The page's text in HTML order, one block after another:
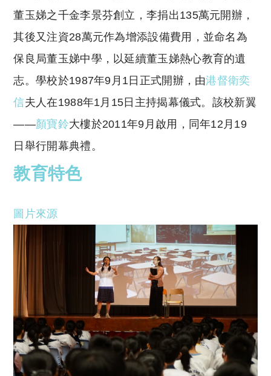
董玉娣之千金李景芬創立，李捐出135萬元開辦，
其後又注資28萬元作為增添設備費用，並命名為
保良局董玉娣中學，以延續董玉娣熱心教育的遺
志。學校於1987年9月1日正式開辦，由港督衛奕
信夫人在1988年1月15日主持揭幕儀式。該校新翼
——顏寶鈴大樓於2011年9月啟用，同年12月19
日舉行開幕典禮。
教育特色
圖片來源